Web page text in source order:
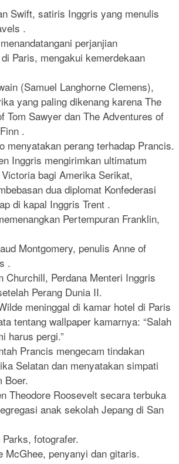
Swift, satiris Inggris yang menulis
.
perjanjian
Paris, mengakui kemerdekaan
(Samuel Langhorne Clemens),
yang paling dikenang karena The
Tom Sawyer dan The Adventures of
.
menyatakan perang terhadap Prancis.
Inggris mengirimkan ultimatum
bagi Amerika Serikat,
dua diplomat Konfederasi
di kapal Inggris Trent .
Pertempuran Franklin,
Montgomery, penulis Anne of
.
Churchill, Perdana Menteri Inggris
Perang Dunia II.
meninggal di kamar hotel di Paris
tentang wallpaper kamarnya: “Salah
harus pergi.”
Prancis mengecam tindakan
Selatan dan menyatakan simpati
Boer.
Theodore Roosevelt secara terbuka
anak sekolah Jepang di San
fotografer.
McGhee, penyanyi dan gitaris.